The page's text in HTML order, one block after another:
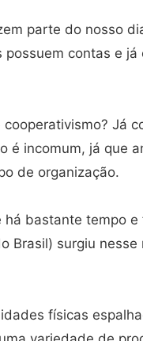
parte do nosso
contas e
Já
é incomum, já que
de organização.
há bastante tempo
Brasil) surgiu
físicas